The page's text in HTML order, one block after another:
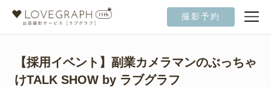
撮影予約
【採用イベント】副業カメラマンのぶっちゃ
けTALK SHOW by ラブグラフ